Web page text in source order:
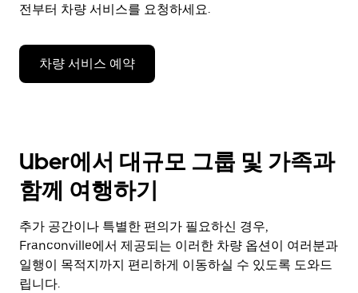
전부터 차량 서비스를 요청하세요.
차량 서비스 예약
Uber에서 대규모 그룹 및 가족과
함께 여행하기
추가 공간이나 특별한 편의가 필요하신 경우,
Franconville에서 제공되는 이러한 차량 옵션이 여러분과
일행이 목적지까지 편리하게 이동하실 수 있도록 도와드
립니다.